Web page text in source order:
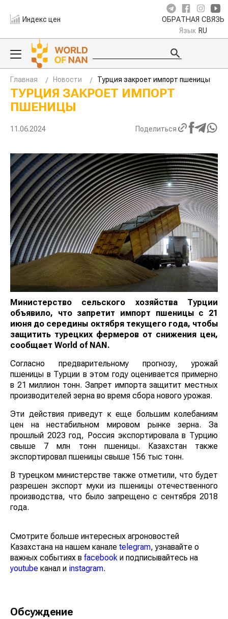
Индекс цен ОБРАТНАЯ СВЯЗЬ
Язык RU
Главная Новости Турция закроет импорт пшеницы
ТУРЦИЯ ЗАКРОЕТ ИМПОРТ
ПШЕНИЦЫ
11.06.2024 Поделиться
Министерство сельского хозяйства Турции
объявило, что запретит импорт пшеницы с 21
июня до середины октября текущего года, чтобы
защитить турецких фермеров от снижения цен,
сообщает World of NAN.
Согласно предварительному прогнозу, урожай
пшеницы в Турции в этом году оценивается примерно
в 21 миллион тонн. Запрет импорта защитит местных
производителей зерна во время сбора нового урожая.
Эти действия приведут к еще большим колебаниям
цен на нестабильном мировом рынке зерна. За
прошлый 2023 год, Россия экспортировала в Турцию
свыше 7 млн тонн пшеницы. Казахстан также
экспортировал пшеницы свыше 156 тыс тонн.
В турецком министерстве также отметили, что будет
разрешен экспорт муки из пшеницы отечественного
производства, что было запрещено с сентября 2018
года.
Смотрите больше интересных агроновостей
Казахстана на нашем канале telegram, узнавайте о
важных событиях в facebook и подписывайтесь на
youtube канал и instagram.
Обсуждение